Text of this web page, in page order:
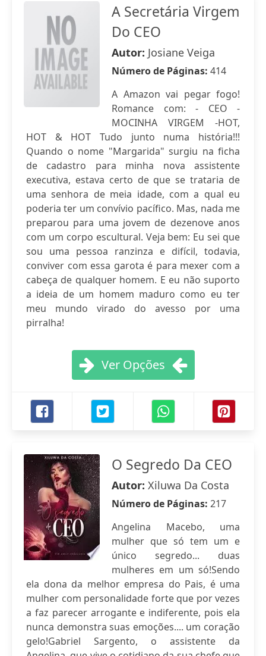
A Secretária Virgem
Do CEO
Autor: Josiane Veiga
Número de Páginas: 414
A Amazon vai pegar fogo!
Romance com: - CEO -
MOCINHA VIRGEM -HOT,
HOT & HOT Tudo junto numa história!!!
Quando o nome "Margarida" surgiu na ficha
de cadastro para minha nova assistente
executiva, estava certo de que se trataria de
uma senhora de meia idade, com a qual eu
poderia ter um convívio pacífico. Mas, nada me
preparou para uma jovem de dezenove anos
com um corpo escultural. Veja bem: Eu sei que
sou uma pessoa ranzinza e difícil, todavia,
conviver com essa garota é para mexer com a
cabeça de qualquer homem. E eu não suporto
a ideia de um homem maduro como eu ter
meu mundo virado do avesso por uma
pirralha!
Ver Opções
O Segredo Da CEO
Autor: Xiluwa Da Costa
Número de Páginas: 217
Angelina Macebo, uma
mulher que só tem um e
único segredo... duas
mulheres em um só!Sendo
ela dona da melhor empresa do Pais, é uma
mulher com personalidade forte que por vezes
a faz parecer arrogante e indiferente, pois ela
nunca demonstra suas emoções.... um coração
gelo!Gabriel Sargento, o assistente da